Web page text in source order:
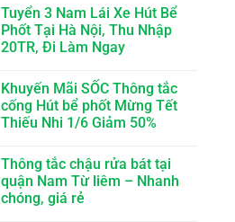
Tuyển 3 Nam Lái Xe Hút Bể
Phốt Tại Hà Nội, Thu Nhập
20TR, Đi Làm Ngay
Khuyến Mãi SỐC Thông tắc
cống Hút bể phốt Mừng Tết
Thiếu Nhi 1/6 Giảm 50%
Thông tắc chậu rửa bát tại
quận Nam Từ liêm – Nhanh
chóng, giá rẻ